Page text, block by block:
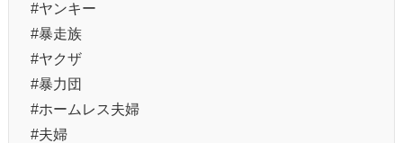
#ヤンキー
#暴走族
#ヤクザ
#暴力団
#ホームレス夫婦
#夫婦